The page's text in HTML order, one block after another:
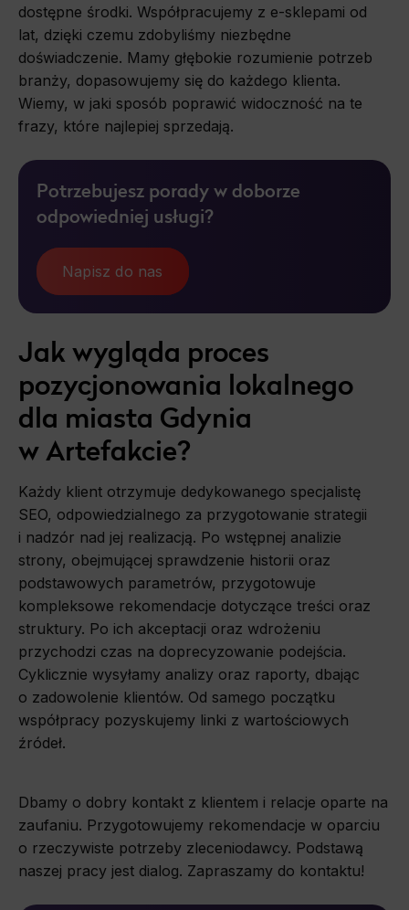
dostępne środki. Współpracujemy z e-sklepami od
lat, dzięki czemu zdobyliśmy niezbędne
doświadczenie. Mamy głębokie rozumienie potrzeb
branży, dopasowujemy się do każdego klienta.
Wiemy, w jaki sposób poprawić widoczność na te
frazy, które najlepiej sprzedają.
Potrzebujesz porady w doborze
odpowiedniej usługi?
Napisz do nas
Jak wygląda proces
pozycjonowania lokalnego
dla miasta Gdynia
w Artefakcie?
Każdy klient otrzymuje dedykowanego specjalistę
SEO, odpowiedzialnego za przygotowanie strategii
i nadzór nad jej realizacją. Po wstępnej analizie
strony, obejmującej sprawdzenie historii oraz
podstawowych parametrów, przygotowuje
kompleksowe rekomendacje dotyczące treści oraz
struktury. Po ich akceptacji oraz wdrożeniu
przychodzi czas na doprecyzowanie podejścia.
Cyklicznie wysyłamy analizy oraz raporty, dbając
o zadowolenie klientów. Od samego początku
współpracy pozyskujemy linki z wartościowych
źródeł.
Dbamy o dobry kontakt z klientem i relacje oparte na
zaufaniu. Przygotowujemy rekomendacje w oparciu
o rzeczywiste potrzeby zleceniodawcy. Podstawą
naszej pracy jest dialog. Zapraszamy do kontaktu!